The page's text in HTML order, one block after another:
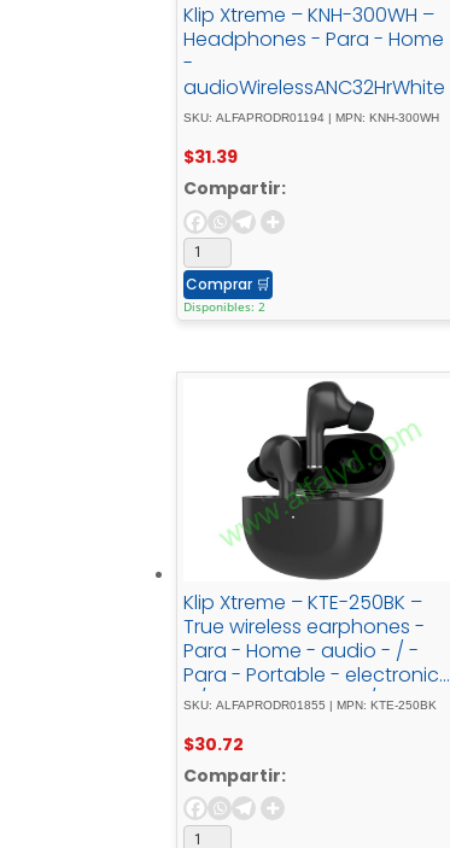
Klip Xtreme – KNH-300WH –
Headphones - Para - Home
-
audioWirelessANC32HrWhite
SKU: ALFAPRODR01194 | MPN: KNH-300WH
$31.39
Compartir:
Comprar 🛒
Disponibles: 2
Klip Xtreme – KTE-250BK –
True wireless earphones -
Para - Home - audio - / -
Para - Portable - electronics
- / - Para - Tablet - / - Para -
- Charging21h
SKU: ALFAPRODR01855 | MPN: KTE-250BK
$30.72
Compartir: